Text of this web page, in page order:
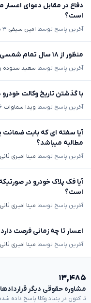
دفاع در مقابل دعوای
است؟
آخرین پاسخ توسط امین سیفی ۳ ماه پیش
منظور از ۱۸ سال تمام شمسی چیست؟
آخرین پاسخ توسط سعید ستوده
با گذشتن تاریخ وکالت
آخرین پاسخ توسط ویدا سماوات ۶ ماه پیش
آیا سفته ای که بابت ضمانت
مطالبه میباشد؟
آخرین پاسخ توسط مینا امیری ثانی
آیا فک پلاک خودرو در
است؟
آخرین پاسخ توسط مینا امیری ثانی
اعسار تا چه زمانی فرصت
آخرین پاسخ توسط مینا امیری ثانی
۱۳,۴۸۵
مشاوره حقوقی دیگر قراردادها
تا کنون در بنیاد وکلا پاسخ داده